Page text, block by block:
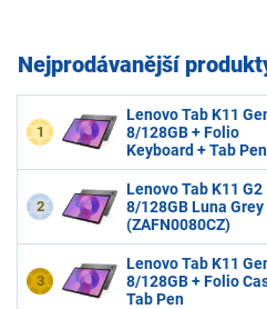
Nejprodávanější
1
Lenovo Tab K11
8/128GB + Folio
Keyboard + Tab Pen
2
Lenovo Tab K11 G2
8/128GB Luna Grey
(ZAFN0080CZ)
3
Lenovo Tab K11
8/128GB + Folio
Tab Pen